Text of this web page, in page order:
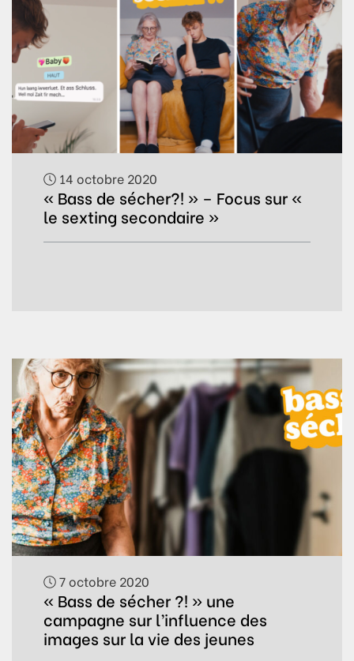
14 octobre 2020
« Bass de sécher?! » – Focus sur «
le sexting secondaire »
7 octobre 2020
« Bass de sécher ?! » une
campagne sur l’influence des
images sur la vie des jeunes